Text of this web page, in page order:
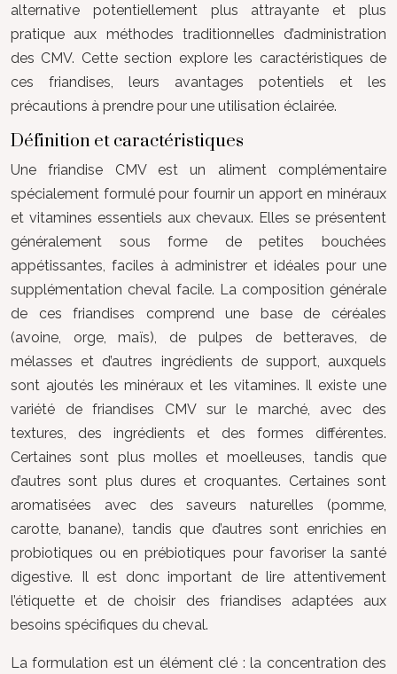
alternative potentiellement plus attrayante et plus
pratique aux méthodes traditionnelles d’administration
des CMV. Cette section explore les caractéristiques de
ces friandises, leurs avantages potentiels et les
précautions à prendre pour une utilisation éclairée.
Définition et caractéristiques
Une friandise CMV est un aliment complémentaire
spécialement formulé pour fournir un apport en minéraux
et vitamines essentiels aux chevaux. Elles se présentent
généralement sous forme de petites bouchées
appétissantes, faciles à administrer et idéales pour une
supplémentation cheval facile. La composition générale
de ces friandises comprend une base de céréales
(avoine, orge, maïs), de pulpes de betteraves, de
mélasses et d’autres ingrédients de support, auxquels
sont ajoutés les minéraux et les vitamines. Il existe une
variété de friandises CMV sur le marché, avec des
textures, des ingrédients et des formes différentes.
Certaines sont plus molles et moelleuses, tandis que
d’autres sont plus dures et croquantes. Certaines sont
aromatisées avec des saveurs naturelles (pomme,
carotte, banane), tandis que d’autres sont enrichies en
probiotiques ou en prébiotiques pour favoriser la santé
digestive. Il est donc important de lire attentivement
l’étiquette et de choisir des friandises adaptées aux
besoins spécifiques du cheval.
La formulation est un élément clé : la concentration des